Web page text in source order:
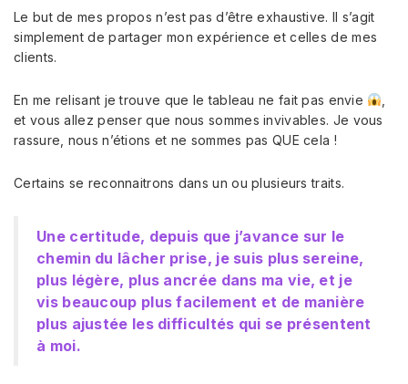
Le but de mes propos n’est pas d’être exhaustive. Il s’agit
simplement de partager mon expérience et celles de mes
clients.
En me relisant je trouve que le tableau ne fait pas envie
et vous allez penser que nous sommes invivables. Je vous
rassure, nous n’étions et ne sommes pas QUE cela !
Certains se reconnaitrons dans un ou plusieurs traits.
Une certitude, depuis que j’avance sur le
chemin du lâcher prise, je suis plus sereine,
plus légère, plus ancrée dans ma vie, et je
vis beaucoup plus facilement et de manière
plus ajustée les difficultés qui se présentent
à moi.